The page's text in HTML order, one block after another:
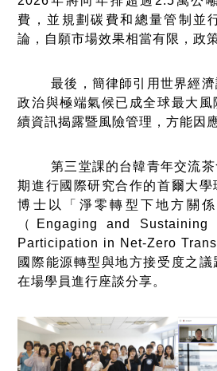
費，並規劃碳費和總量管制並
論，自願市場效果相當有限，政
最後，簡律師引用世界經濟
政治與極端氣候已成全球最大風
續資訊揭露暨風險管理，方能因
第三堂課的台韓青年交流茶
期進行國際研究合作的首爾大
博士以「淨零轉型下地方關係
（Engaging and Sustaining
Participation in Net-Zero
國際能源轉型與地方接受度之
在場學員進行座談分享。